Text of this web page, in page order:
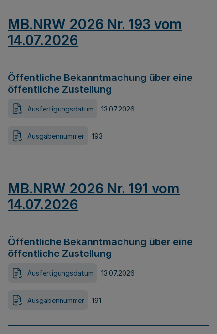
MB.NRW 2026 Nr. 193 vom
14.07.2026
Öffentliche Bekanntmachung über eine
öffentliche Zustellung
Ausfertigungsdatum 13.07.2026
Ausgabennummer 193
MB.NRW 2026 Nr. 191 vom
14.07.2026
Öffentliche Bekanntmachung über eine
öffentliche Zustellung
Ausfertigungsdatum 13.07.2026
Ausgabennummer 191